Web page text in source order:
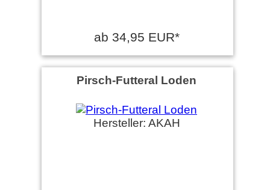
ab 34,95 EUR*
Pirsch-Futteral Loden
Hersteller: AKAH